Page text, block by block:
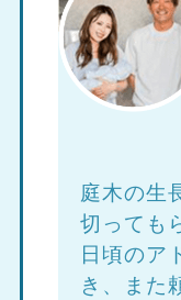
庭木の生
切っても
日頃のア
き、また